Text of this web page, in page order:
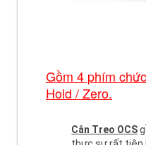
Gồm 4 phím
Hold / Zero.
Cân Treo OCS